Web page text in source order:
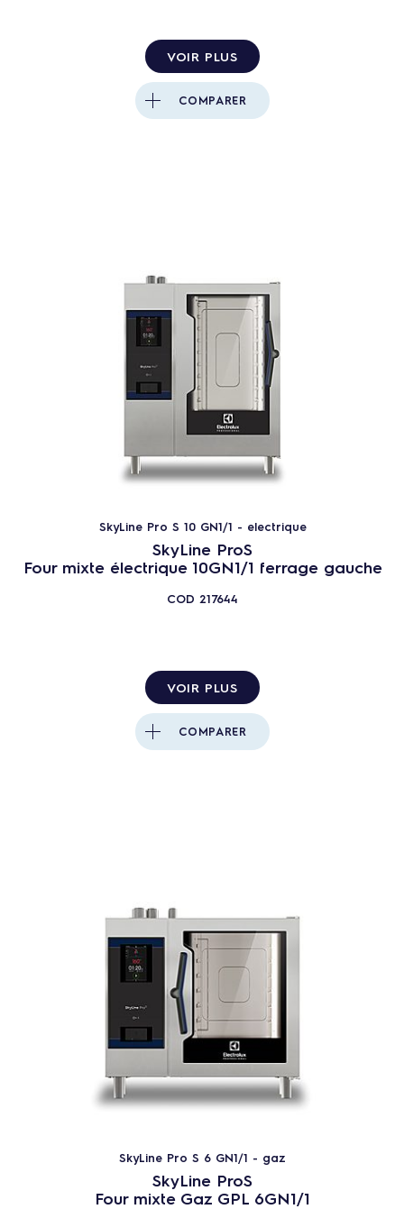
VOIR PLUS
COMPARER
SkyLine Pro S 10 GN1/1 - electrique
SkyLine ProS
Four mixte électrique 10GN1/1 ferrage gauche
COD 217644
VOIR PLUS
COMPARER
SkyLine Pro S 6 GN1/1 - gaz
SkyLine ProS
Four mixte Gaz GPL 6GN1/1